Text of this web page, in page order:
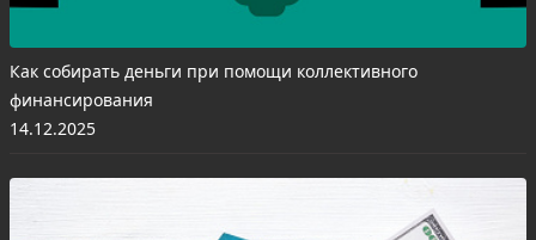
Как собирать деньги при помощи коллективного
финансирования
14.12.2025